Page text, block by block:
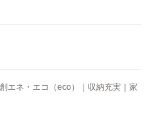
エネ・エコ（eco）｜収納充実｜家